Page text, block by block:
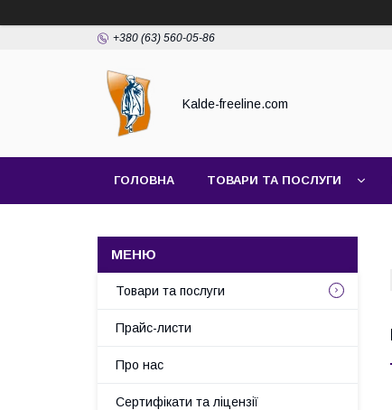
+380 (63) 560-05-86
Kalde-freeline.com
ГОЛОВНА ТОВАРИ ТА ПОСЛУГИ
Товари та послуги
Прайс-листи
Про нас
Сертифікати та ліцензії